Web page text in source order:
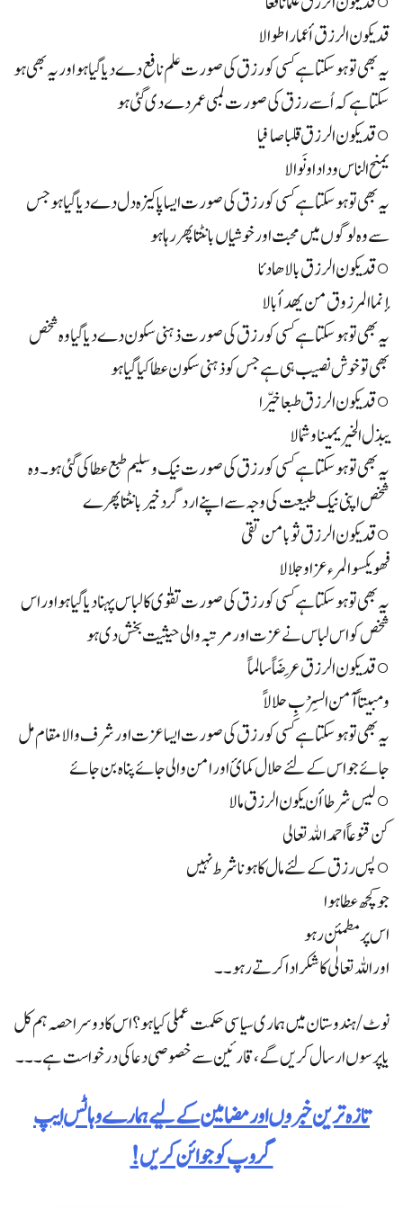
قد يكون الرزق أعمارا طوالا
یہ بھی تو ہو سکتا ہے کسی کو رزق کی صورت علم نافع دے دیا گیا ہو اور یہ بھی ہو
سکتا ہے کہ اُسے رزق کی صورت لمبی عمر دے دی گئی ہو
○ قد يكون الرزق قلبا صافيا
يمنح الناس ودادا ونَوالا
یہ بھی تو ہو سکتا ہے کسی کو رزق کی صورت ایسا پاکیزہ دل دے دیا گیا ہو جس
سے وہ لوگوں میں محبت اور خوشیاں بانٹتا پھر رہا ہو
○ قد يكون الرزق بالا هادئا
إنما المرزوق من يهدأ بالا
یہ بھی تو ہو سکتا ہے کسی کو رزق کی صورت ذہنی سکون دے دیا گیا وہ شخص
بھی تو خوش نصیب ہی ہے جس کو ذہنی سکون عطا کیا گیا ہو
○ قد يكون الرزق طبعا خيّرا
يبذل الخير يمينا وشمالا
یہ بھی تو ہو سکتا ہے کسی کو رزق کی صورت نیک و سلیم طبع عطاکی گئی ہو۔ وہ
شخص اپنی نیک طبیعت کی وجہ سے اپنے ارد گرد خیر بانٹتا پھرے
○ قد يكون الرزق ثوبا من تقى
فهو يكسو المرء عزا وجلالا
یہ بھی تو ہو سکتا ہے کسی کو رزق کی صورت تقوٰی کا لباس پہنا دیا گیا ہو اور اس
شخص کو اس لباس نے عزت اور مرتبہ والی حیثیت بخش دی ہو
○ قد يكون الرزق عِرضَاً سالماً
ومبيتاً آمن السِرْبِ حلالاً
یہ بھی تو ہو سکتا ہے کسی کو رزق کی صورت ایسا عزت اور شرف والا مقام مل
جائے جو اس کے لئے حلال کمائ اور امن والی جائے پناہ بن جائے
○ ليس شرطا أن يكون الرزق مالا
كن قنوعاً احمد الله تعالى
○ پس رزق کے لئے مال کا ہونا شرط نہیں
جو کچھ عطا ہوا
اس پر مطمئن رہو
اور اللہ تعالٰی کا شکر ادا کرتے رہو۔۔
نوٹ/ ہندوستان میں ہماری سیاسی حکمت عملی کیا ہو ؟ اس کا دوسرا حصہ ہم کل
یا پرسوں ارسال کریں گے ، قارئین سے خصوصی دعا کی درخواست ہے ۔۔۔
تازہ ترین خبروں اور مضامین کے لیے ہمارے وہاٹس ایپ
گروپ کو جوائن کریں!